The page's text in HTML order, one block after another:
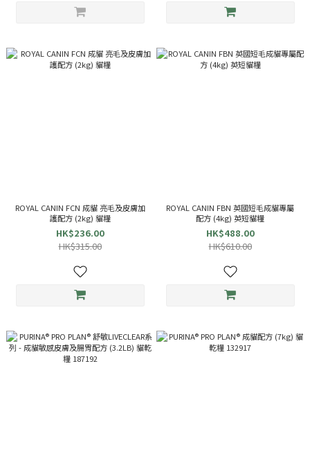
ROYAL CANIN FCN 成貓 亮毛及皮膚加
護配方 (2kg) 貓糧
HK$236.00
HK$315.00
ROYAL CANIN FBN 英國短毛成貓專屬
配方 (4kg) 英短貓糧
HK$488.00
HK$610.00